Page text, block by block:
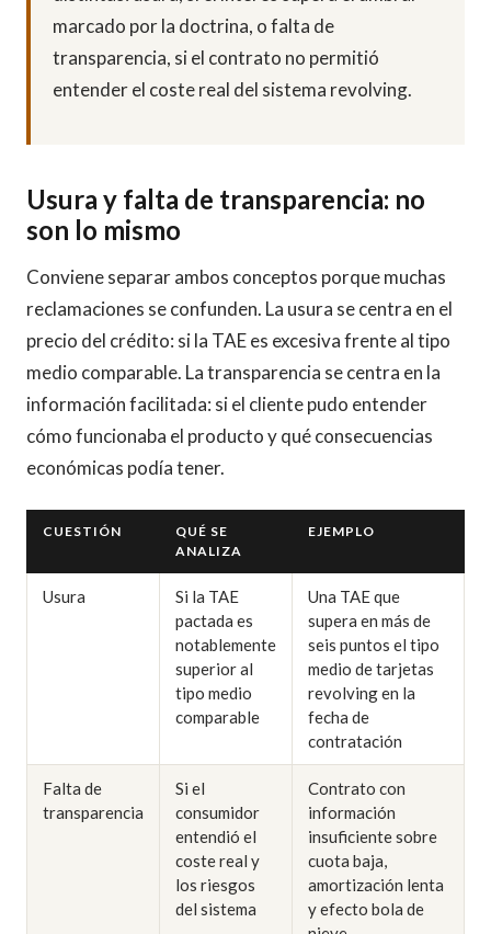
marcado por la doctrina, o falta de
transparencia, si el contrato no permitió
entender el coste real del sistema revolving.
Usura y falta de transparencia: no
son lo mismo
Conviene separar ambos conceptos porque muchas
reclamaciones se confunden. La usura se centra en el
precio del crédito: si la TAE es excesiva frente al tipo
medio comparable. La transparencia se centra en la
información facilitada: si el cliente pudo entender
cómo funcionaba el producto y qué consecuencias
económicas podía tener.
CUESTIÓN
QUÉ SE
ANALIZA
EJEMPLO
Usura
Si la TAE
pactada es
notablemente
superior al
tipo medio
comparable
Una TAE que
supera en más de
seis puntos el tipo
medio de tarjetas
revolving en la
fecha de
contratación
Falta de
transparencia
Si el
consumidor
entendió el
coste real y
los riesgos
del sistema
Contrato con
información
insuficiente sobre
cuota baja,
amortización lenta
y efecto bola de